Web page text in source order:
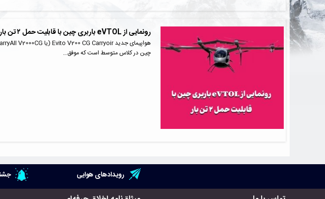
رونمایی از eVTOL باربری چین با قابلیت حمل ۲ تن بار
چین در کلاس متوسط است که موفق…
رویدادهای هوایی